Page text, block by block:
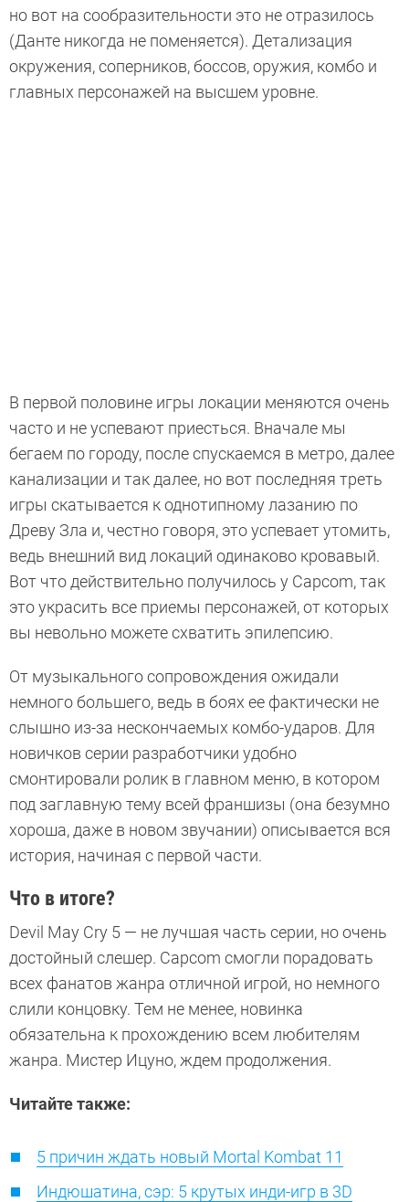
но вот на сообразительности это не отразилось
(Данте никогда не поменяется). Детализация
окружения, соперников, боссов, оружия, комбо и
главных персонажей на высшем уровне.
В первой половине игры локации меняются очень
часто и не успевают приесться. Вначале мы
бегаем по городу, после спускаемся в метро, далее
канализации и так далее, но вот последняя треть
игры скатывается к однотипному лазанию по
Древу Зла и, честно говоря, это успевает утомить,
ведь внешний вид локаций одинаково кровавый.
Вот что действительно получилось у Capcom, так
это украсить все приемы персонажей, от которых
вы невольно можете схватить эпилепсию.
От музыкального сопровождения ожидали
немного большего, ведь в боях ее фактически не
слышно из-за нескончаемых комбо-ударов. Для
новичков серии разработчики удобно
смонтировали ролик в главном меню, в котором
под заглавную тему всей франшизы (она безумно
хороша, даже в новом звучании) описывается вся
история, начиная с первой части.
Что в итоге?
Devil May Cry 5 — не лучшая часть серии, но очень
достойный слешер. Capcom смогли порадовать
всех фанатов жанра отличной игрой, но немного
слили концовку. Тем не менее, новинка
обязательна к прохождению всем любителям
жанра. Мистер Ицуно, ждем продолжения.
Читайте также:
5 причин ждать новый Mortal Kombat 11
Индюшатина, сэр: 5 крутых инди-игр в 3D